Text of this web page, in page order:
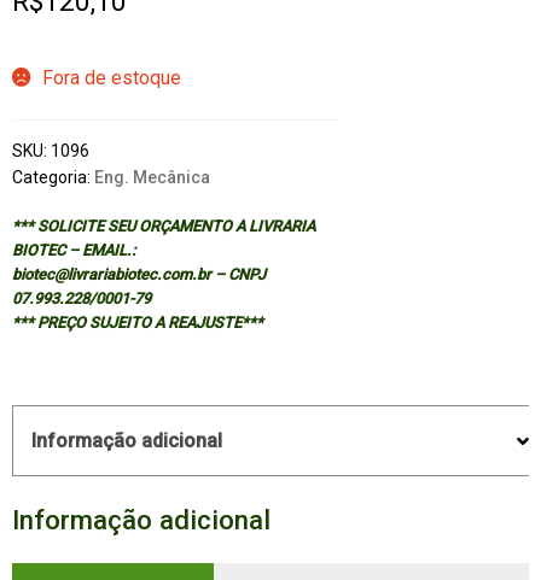
Fora de estoque
SKU: 1096
Categoria: Eng. Mecânica
*** SOLICITE SEU ORÇAMENTO A LIVRARIA
BIOTEC – EMAIL.:
biotec@livrariabiotec.com.br – CNPJ
07.993.228/0001-79
*** PREÇO SUJEITO A REAJUSTE***
Informação adicional
Informação adicional